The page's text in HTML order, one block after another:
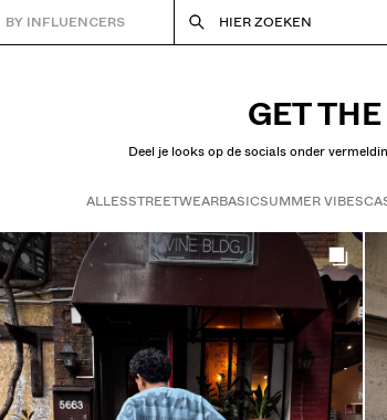
BY INFLUENCERS HIER ZOEKEN
GET
Deel je looks op de socials onder
ALLESSTREETWEARBASICSUMMER VIBES